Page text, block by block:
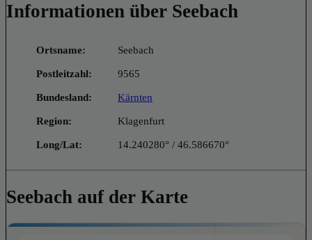
Informationen über Seebach
Ortsname: Seebach
Postleitzahl: 9565
Bundesland: Kärnten
Region: Klagenfurt
Long/Lat: 14.240280° / 46.586670°
Seebach auf der Karte